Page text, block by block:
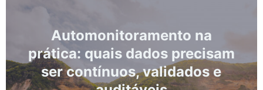
e
Marcos, prazos e os
não
monitoramento